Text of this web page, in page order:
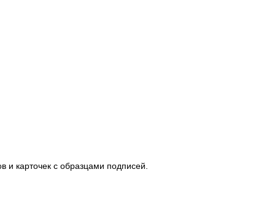
и карточек с образцами подписей.